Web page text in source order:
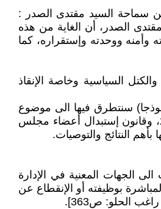
بناء على طلب من سماحة السيد مقتدى الصدر :
الصدر، أن الغاية من هذه
ووحدته وإستقراره، كما
السياسية بعد إنتخابات 10/10/2021، بسبب تمسك الأطراف والكتل السياسية وخاصة الإنقاذ
سنتطرق فيها الى موضوع
مفهوم الإستقالة، وإستقالة الأعضاء من مجلس النواب في كل من: الدستور العراقي النافذ لسنة 2005، والنظام الداخلي لمجلس النواب لسنة 2007، وقانون إستبدال أعضاء مجلس
الجهات المعنية في الإدارة
الإلتحاق والمباشرة بوظيفته أو الإنقطاع عن
الحلو: ص363].